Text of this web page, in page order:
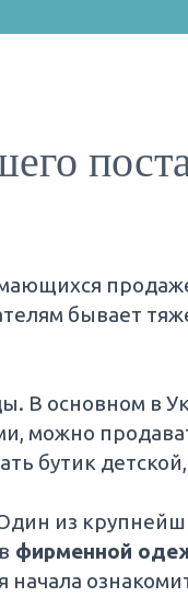
бывает
В основном в
можно
бутик
из
фирменной